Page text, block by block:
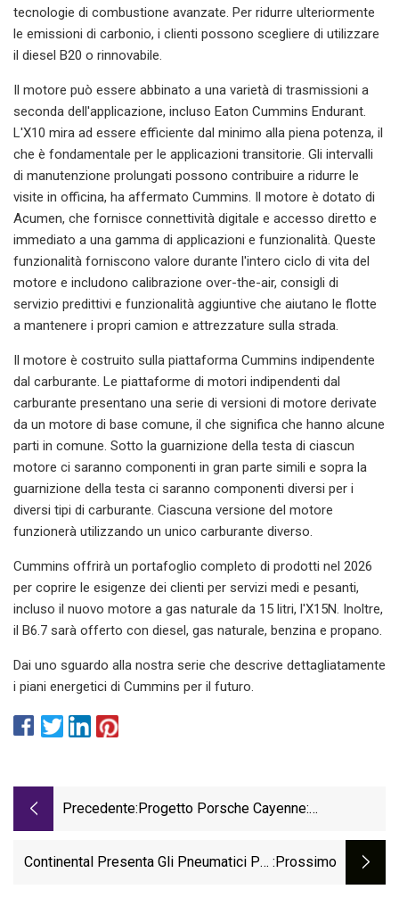
tecnologie di combustione avanzate. Per ridurre ulteriormente
le emissioni di carbonio, i clienti possono scegliere di utilizzare
il diesel B20 o rinnovabile.
Il motore può essere abbinato a una varietà di trasmissioni a
seconda dell'applicazione, incluso Eaton Cummins Endurant.
L'X10 mira ad essere efficiente dal minimo alla piena potenza, il
che è fondamentale per le applicazioni transitorie. Gli intervalli
di manutenzione prolungati possono contribuire a ridurre le
visite in officina, ha affermato Cummins. Il motore è dotato di
Acumen, che fornisce connettività digitale e accesso diretto e
immediato a una gamma di applicazioni e funzionalità. Queste
funzionalità forniscono valore durante l'intero ciclo di vita del
motore e includono calibrazione over-the-air, consigli di
servizio predittivi e funzionalità aggiuntive che aiutano le flotte
a mantenere i propri camion e attrezzature sulla strada.
Il motore è costruito sulla piattaforma Cummins indipendente
dal carburante. Le piattaforme di motori indipendenti dal
carburante presentano una serie di versioni di motore derivate
da un motore di base comune, il che significa che hanno alcune
parti in comune. Sotto la guarnizione della testa di ciascun
motore ci saranno componenti in gran parte simili e sopra la
guarnizione della testa ci saranno componenti diversi per i
diversi tipi di carburante. Ciascuna versione del motore
funzionerà utilizzando un unico carburante diverso.
Cummins offrirà un portafoglio completo di prodotti nel 2026
per coprire le esigenze dei clienti per servizi medi e pesanti,
incluso il nuovo motore a gas naturale da 15 litri, l'X15N. Inoltre,
il B6.7 sarà offerto con diesel, gas naturale, benzina e propano.
Dai uno sguardo alla nostra serie che descrive dettagliatamente
i piani energetici di Cummins per il futuro.
Precedente: Progetto Porsche Cayenne:
Braccio Di Reazione
Continental Presenta Gli Pneumatici Per :Prossimo